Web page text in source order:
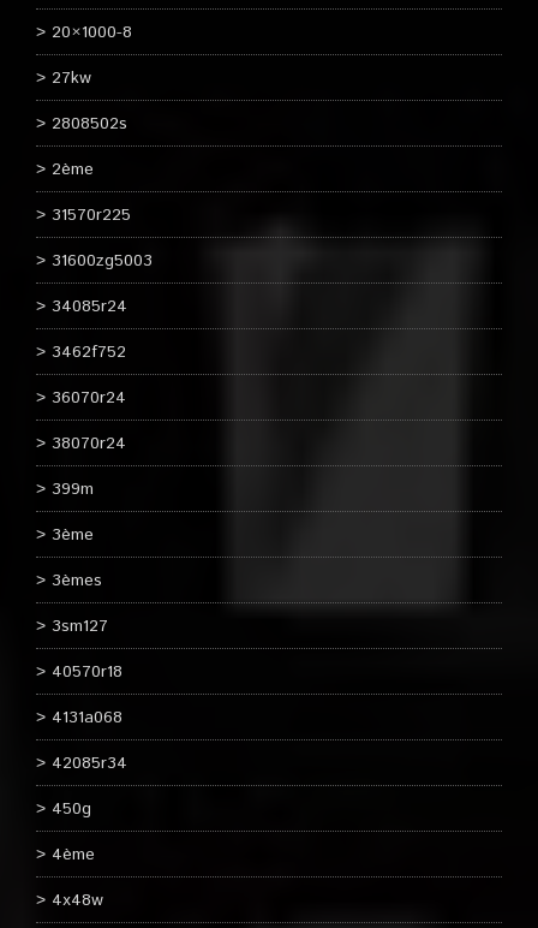
20×1000-8
27kw
2808502s
2ème
31570r225
31600zg5003
34085r24
3462f752
36070r24
38070r24
399m
3ème
3èmes
3sm127
40570r18
4131a068
42085r34
450g
4ème
4x48w